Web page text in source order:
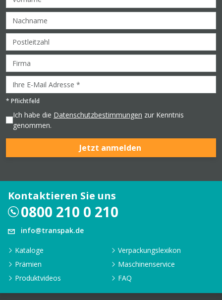
* Pflichtfeld
Ich habe die Datenschutzbestimmungen zur Kenntnis
genommen.
Jetzt anmelden
Kontaktieren Sie uns
0800 210 0 210
info@transpak.de
Kataloge
Verpackungslexikon
Prämien
Maschinenservice
Produktvideos
FAQ